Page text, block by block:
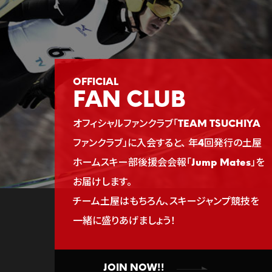
FAN CLUB
オフィシャルファンクラブ「TEAM TSUCHIYA
ファンクラブ」に入会すると、 年4回発行の土屋
ホームスキー部後援会会報「Jump Mates」を
お届けします。
チーム土屋はもちろん、スキージャンプ競技を
一緒に盛りあげましょう！
JOIN NOW!!